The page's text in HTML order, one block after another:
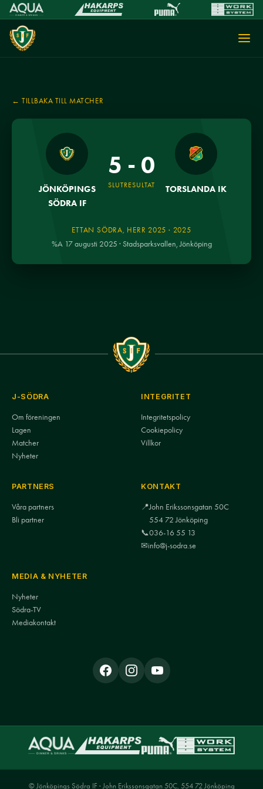
← TILLBAKA TILL MATCHER
JÖNKÖPINGS
SÖDRA IF
5 - 0
SLUTRESULTAT TORSLANDA IK
ETTAN SÖDRA, HERR 2025 · 2025
%A 17 augusti 2025 · Stadsparksvallen, Jönköping
J-SÖDRA
Om föreningen
Lagen
Matcher
Nyheter
INTEGRITET
Integritetspolicy
Cookiepolicy
Villkor
PARTNERS
Våra partners
Bli partner
KONTAKT
📍John Erikssonsgatan 50C
554 72 Jönköping
📞036-16 55 13
✉info@j-sodra.se
MEDIA & NYHETER
Nyheter
Södra-TV
Mediakontakt
© Jönköpings Södra IF · John Erikssonsgatan 50C, 554 72 Jönköping